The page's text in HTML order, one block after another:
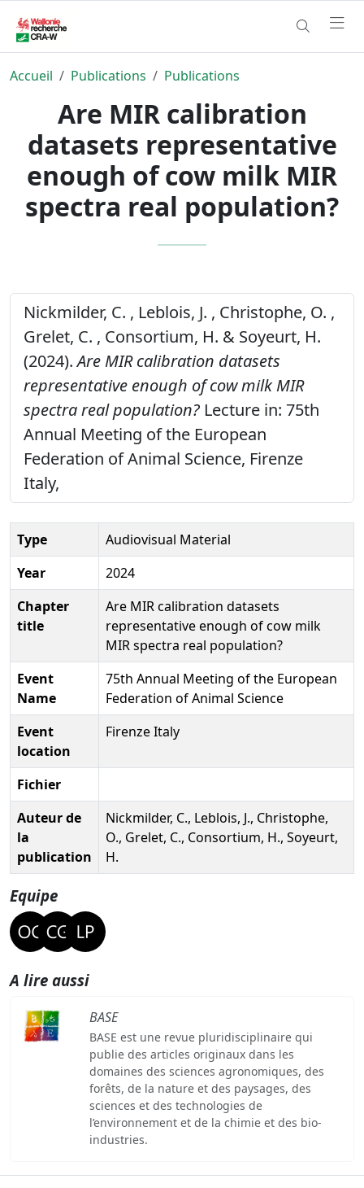
Accueil Publications Publications
Are MIR calibration
datasets representative
enough of cow milk MIR
spectra real population?
Nickmilder, C. , Leblois, J. , Christophe, O. ,
Grelet, C. , Consortium, H. & Soyeurt, H.
(2024).Are MIR calibration datasets
representative enough of cow milk MIR
spectra real population? Lecture in: 75th
Annual Meeting of the European
Federation of Animal Science, Firenze
Italy,
Type
Audiovisual Material
Year
2024
Chapter
title
Are MIR calibration datasets
representative enough of cow milk
MIR spectra real population?
Event
Name
75th Annual Meeting of the European
Federation of Animal Science
Event
location
Firenze Italy
Fichier
Auteur de
la
publication
Nickmilder, C., Leblois, J., Christophe,
O., Grelet, C., Consortium, H., Soyeurt,
H.
Equipe
A lire aussi
BASE
BASE est une revue pluridisciplinaire qui
publie des articles originaux dans les
domaines des sciences agronomiques, des
forêts, de la nature et des paysages, des
sciences et des technologies de
l’environnement et de la chimie et des bio-
industries.